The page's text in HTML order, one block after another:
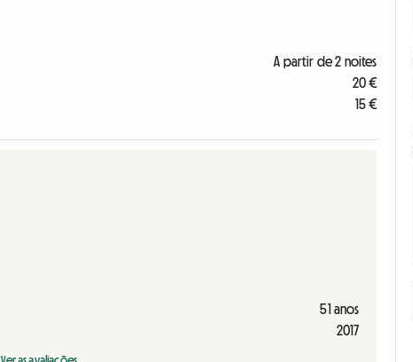
A partir de 2 noites
20 €
15 €
51 anos
2017